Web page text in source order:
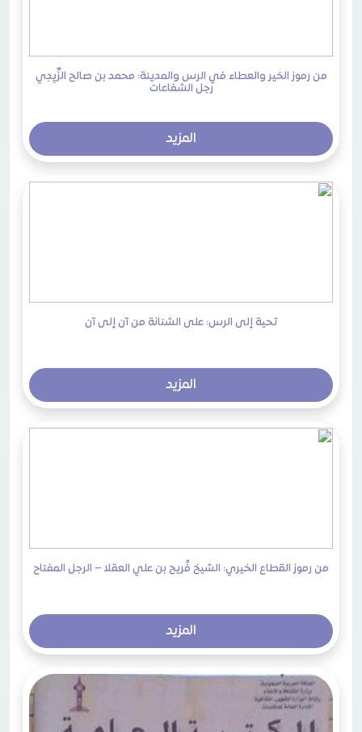
من رموز الخير والعطاء في الرس والمدينة: محمد بن صالح الزِّيِدِي
رجل الشفاعات
المزيد
تحية إلى الرس: على الشنانة من آن إلى آن
المزيد
من رموز القطاع الخيري: الشيخ فُريح بن علي العقلا – الرجل المفتاح
المزيد